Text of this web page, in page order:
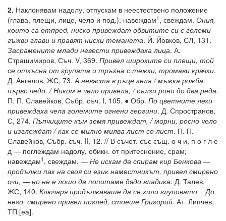
2. Наклонявам надолу, отпускам в неестествено положение
(глава, плещи, лице, чело и под.); навеждам1 , свеждам. Ония,
които са отпред, ниско привеждат обвитите си с големи
гъжви глави и правят ниски теманета. Й. Йовков, СЛ, 131.
Засрамените млади невести привеждаха лица. А.
Страшимиров, Съч. V, 369. Привел широките си плещи, той
се откъсна от групата и тръгна с тежки, тромави крачки.
Д. Ангелов, ЖС, 73. А невяста в ръце зела / мъжка рожба,
първо чедо. / Ником е чело привела, / сълзи рони до два реда.
П. П. Славейков, Събр. съч. I, 105. ● Обр. По цветните лехи
привеждаха чела големите огнени гергини. Д. Спространов,
С, 274. Пъпчиците към земя привеждат, / морни, росно чело
и изглеждат / как се милно милва лист со лист. П. П.
Славейков, Събр. съч. II, 12. // В съчет. със същ. о ч и, п о г л е
д — поглеждам надолу, обикн. от притеснение, срам;
навеждам1 , свеждам. — Не искам да спирам кир Бенкова —
продължи пак на своя си език наместникът, привел смирено
очи, — но не е лошо да попитаме дядо владика. Д. Талев,
ЖС, 140. Ключаря продължаваше да се хили глуповато .. До
него, смирено привел поглед, стоеше Григорий. Ат. Липчев,
ТП [еа].